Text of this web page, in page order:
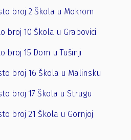
broj 2 Škola u Mokrom
broj 10 Škola u Grabovici
broj 15 Dom u Tušinji
broj 16 Škola u Malinsku
broj 17 Škola u Strugu
broj 21 Škola u Gornjoj